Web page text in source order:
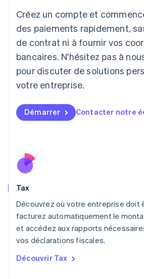
Créez un compte et
des paiements rapidement,
de contrat ni à fournir vos
bancaires. N'hésitez pas à
pour discuter de solutions
votre entreprise.
Démarrer Contacter notre
Tax
Découvrez où votre entreprise doit
facturez automatiquement le
et accédez aux rapports
vos déclarations fiscales.
Découvrir Tax
Japon
日本語
Lettonie
English
Liechtenstein
DeutschEnglish
English
FrançaisDeutschEnglish
Malaisie
Mexique
Español
Nouvelle-Zélande
Pays-Bas
NederlandsEnglish
Pologne
Portugal